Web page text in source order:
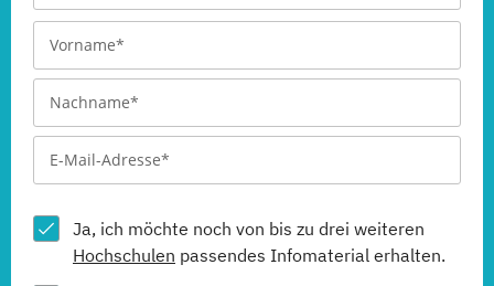
Ja, ich möchte noch von bis zu drei weiteren
Hochschulen passendes Infomaterial erhalten.